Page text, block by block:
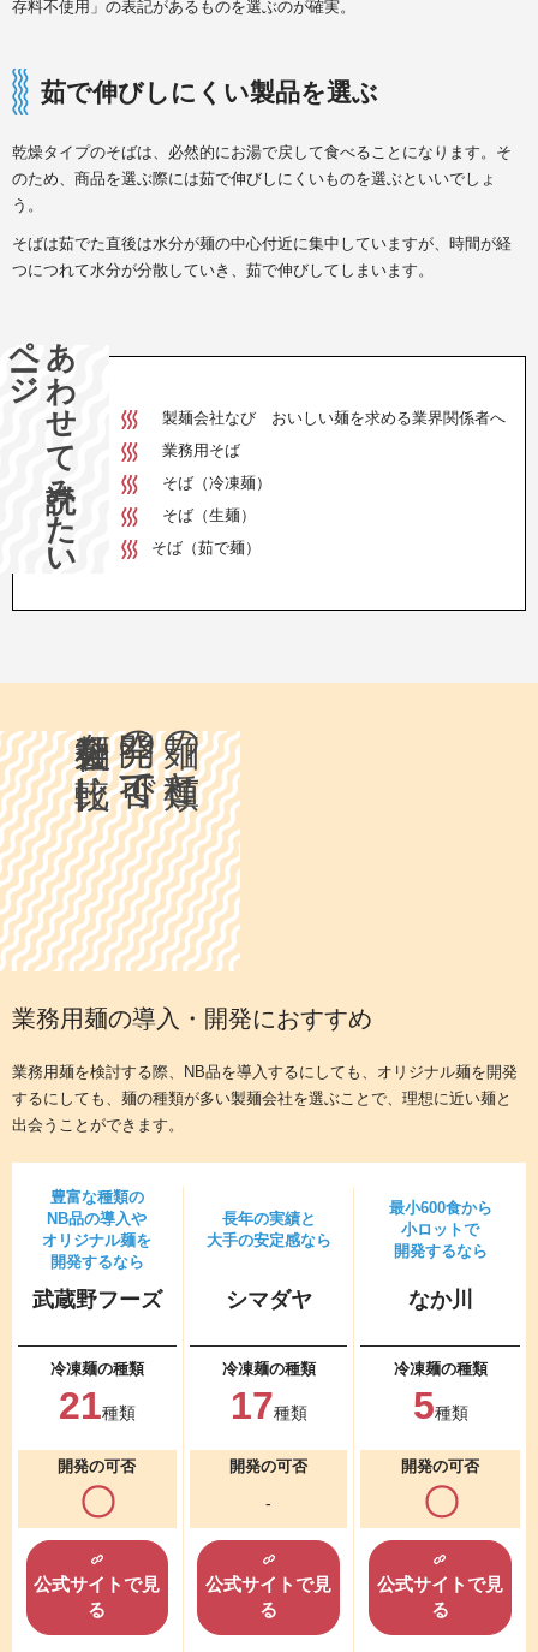
存料不使用」の表記があるものを選ぶのが確実。
茹で伸びしにくい製品を選ぶ
乾燥タイプのそばは、必然的にお湯で戻して食べることになります。そ
のため、商品を選ぶ際には茹で伸びしにくいものを選ぶといいでしょ
う。
そばは茹でた直後は水分が麺の中心付近に集中していますが、時間が経
つにつれて水分が分散していき、茹で伸びしてしまいます。
あ
わ
せ
て
読み
た
い
ペ
ージ
製麺会社なび おいしい麺を求める業界関係者へ
業務用そば
そば（冷凍麺）
そば（生麺）
そば（茹で麺）
麺の種類と
開発の可否で
製麺会社を比較
業務用麺の導入・開発におすすめ
業務用麺を検討する際、NB品を導入するにしても、オリジナル麺を開発
するにしても、 麺の種類が多い製麺会社を選ぶことで、理想に近い麺と
出会う ことができます。
豊富な種類の
NB品の導入や
オリジナル麺を
開発するなら
武蔵野フーズ
冷凍麺の種類
21種類
開発の可否
〇
公式サイトで見
る
長年の実績と
大手の安定感なら
シマダヤ
冷凍麺の種類
17種類
開発の可否
-
公式サイトで見
る
最小600食から
小ロットで
開発するなら
なか川
冷凍麺の種類
5種類
開発の可否
〇
公式サイトで見
る